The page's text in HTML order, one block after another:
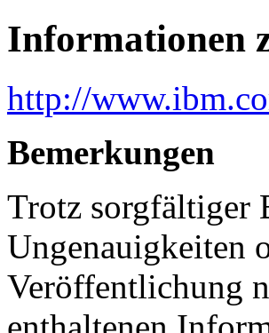
Informationen
http://
Bemerkungen
Trotz sorgfältiger
Ungenauigkeiten
Veröffentlichung